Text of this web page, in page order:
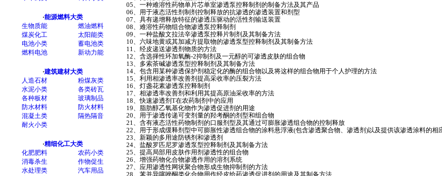
05、一种难溶性药物单片芯单室渗透泵控释制剂的制备方法及其产品
06、用于液态活性剂制剂控制释放的抗渗透的渗透装置和剂型
07、具有递增释放特征的渗透压驱动的活性剂输送装置
08、难溶性药物组合物渗透泵控释制剂
09、一种盐酸文拉法辛渗透泵控释片制剂及其制备方法
10、六味地黄或其加减方提取物的渗透泵型控释制剂及其制备方法
11、经皮递送渗透剂物质的方法
12、含选择性环加氧酶-2抑制剂及一元醇的可渗透皮肤的组合物
13、多索茶碱渗透泵型控释制剂及其制备方法
14、包含用某种渗透保护剂稳定化的酶的组合物以及将这样的组合物用于个人护理的方法
15、利用相渗透率改善剂提高采收率的压裂方法
16、灯盏花素渗透泵控释制剂
17、相渗透率改善剂和利用其提高原油采收率的方法
18、快速渗透剂T在农药制剂中的应用
19、脂肪醇乙氧基化物作为渗透促进剂的用途
20、用于渗透传递可变剂量的羟考酮的剂型和组合物
21、含有液态活性药物制剂的口服剂型及其通过可膨胀渗透组合物的控制释放
22、用于形成缓释剂型中可膨胀性渗透组合物的涂料悬浮液(包含渗透聚合物、渗透剂)以及提供该渗透涂料的相
23、新颖的多用途防锈剂和渗透剂
24、盐酸罗匹尼罗渗透泵型控释制剂及其制备方法
25、提高局部用皮肤作用剂渗透性的组合物
26、增强药物化合物渗透作用的溶剂系统
27、应用渗透性网状聚合物形成生物抑制剂的方法
28、苯并异噻唑酮类化合物用作经皮给药渗透促进剂的用途及其制备方法